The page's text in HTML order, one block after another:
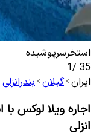
استخرسرپوشیده
35
/
1
ایران گیلان بندرانزلی
اجاره ویلا لوکس
انزلی